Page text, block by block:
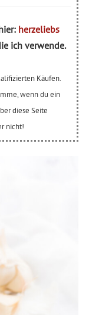
herzeliebs
ich verwende.
Käufen.
wenn du ein
diese Seite
nicht!